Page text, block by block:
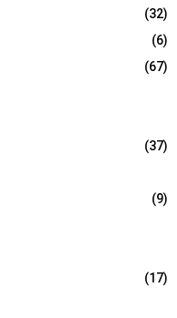
(32)
(6)
(67)
(37)
(9)
(17)